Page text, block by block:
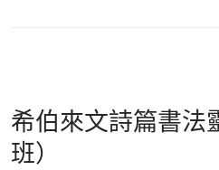
希伯來文詩篇書法
班）